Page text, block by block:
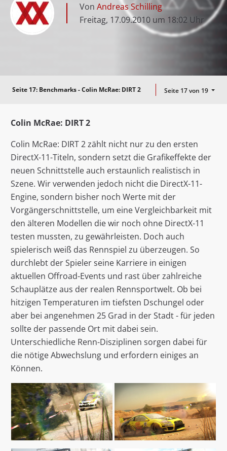
Von Andreas Schilling
Freitag, 17.09.2010 um 18:02 Uhr
Seite 17: Benchmarks - Colin McRae: DIRT 2 Seite 17 von 19
Colin McRae: DIRT 2
Colin McRae: DIRT 2 zählt nicht nur zu den ersten
DirectX-11-Titeln, sondern setzt die Grafikeffekte der
neuen Schnittstelle auch erstaunlich realistisch in
Szene. Wir verwenden jedoch nicht die DirectX-11-
Engine, sondern bisher noch Werte mit der
Vorgängerschnittstelle, um eine Vergleichbarkeit mit
den älteren Modellen die wir noch ohne DirectX-11
testen mussten, zu gewährleisten. Doch auch
spielerisch weiß das Rennspiel zu überzeugen. So
durchlebt der Spieler seine Karriere in einigen
aktuellen Offroad-Events und rast über zahlreiche
Schauplätze aus der realen Rennsportwelt. Ob bei
hitzigen Temperaturen im tiefsten Dschungel oder
aber bei angenehmen 25 Grad in der Stadt - für jeden
sollte der passende Ort mit dabei sein.
Unterschiedliche Renn-Disziplinen sorgen dabei für
die nötige Abwechslung und erfordern einiges an
Können.